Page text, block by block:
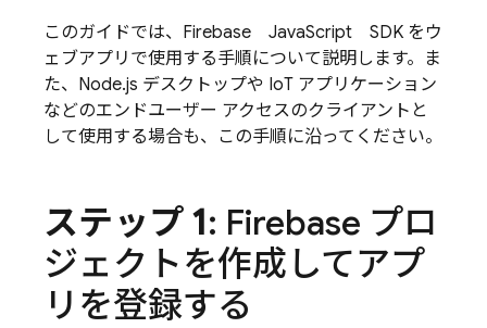
このガイドでは、 Firebase JavaScript SDK をウ
ェブアプリで使用する手順について説明します。ま
た、Node.js デスクトップや IoT アプリケーション
などのエンドユーザー アクセスのクライアントと
して使用する場合も、この手順に沿ってください。
ステップ 1: Firebase プロ
ジェクトを作成してアプ
リを登録する